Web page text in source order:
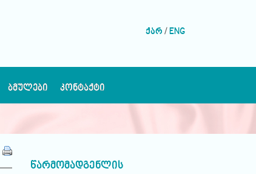
ქარ /ENG
ᲑᲛᲣᲚᲔᲑᲘ ᲙᲝᲜᲢᲐᲥᲢᲘ
წარმომადგენლის